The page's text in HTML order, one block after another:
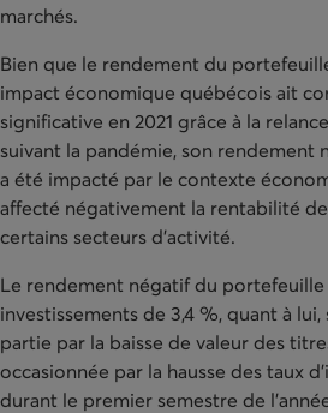
marchés.
Bien que le rendement du
impact économique québécois ait
significative en 2021 grâce à la
suivant la pandémie, son rendement
a été impacté par le contexte
affecté négativement la rentabilité
certains secteurs d’activité.
Le rendement négatif du portefeuille
investissements de 3,4 %, quant à lui,
partie par la baisse de valeur des
occasionnée par la hausse des taux
durant le premier semestre de